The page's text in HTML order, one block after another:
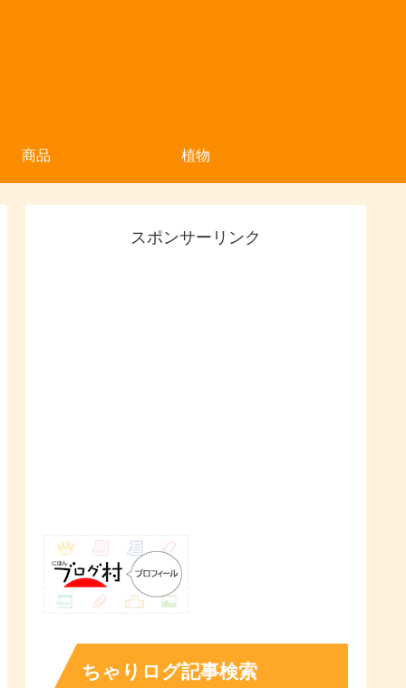
商品 植物
スポンサーリンク
ちゃりログ記事検索